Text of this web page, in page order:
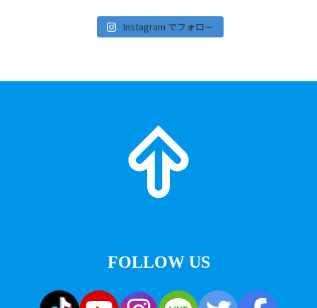
Instagram でフォロー
FOLLOW US